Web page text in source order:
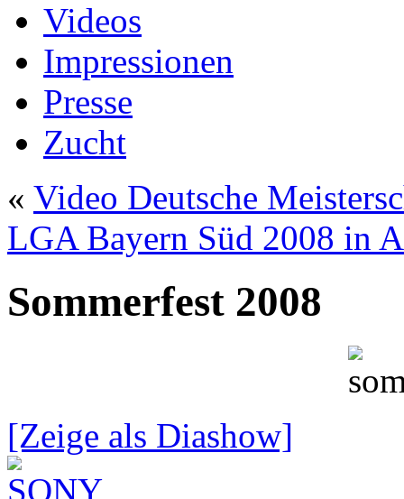
Videos
Impressionen
Presse
Zucht
« Video Deutsche
LGA Bayern Süd 2008 in
Sommerfest 2008
[Zeige als Diashow]